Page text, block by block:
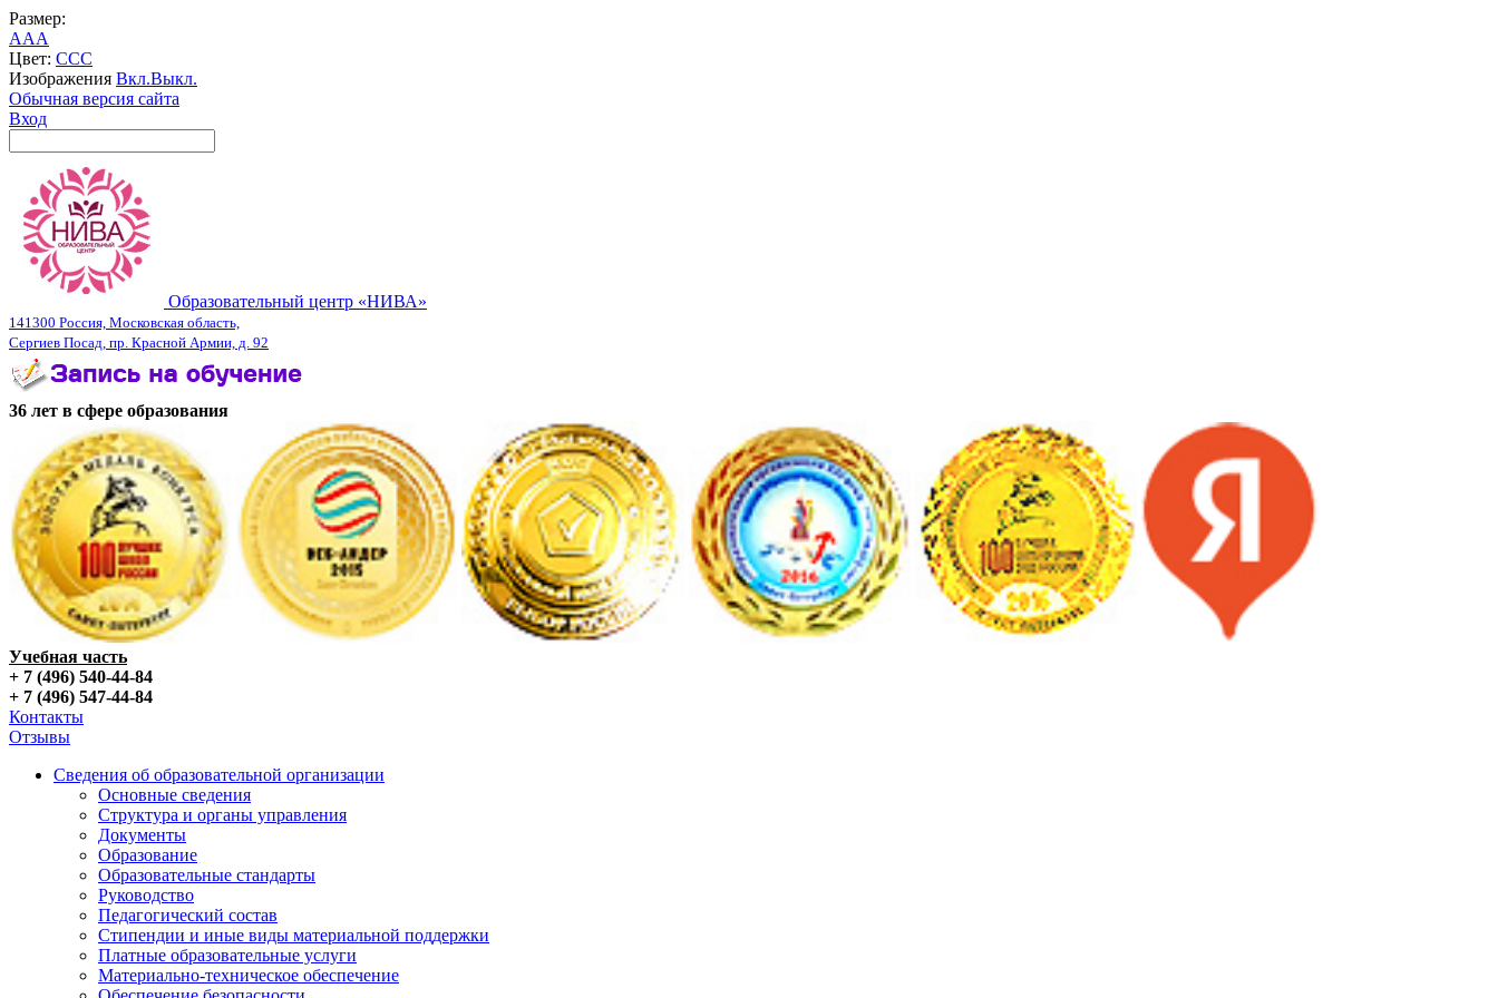
Размер:
AAA
Цвет: CCC
Изображения Вкл.Выкл.
Обычная версия сайта
Вход
Образовательный центр «НИВА»
141300 Россия, Московская область,
Сергиев Посад, пр. Красной Армии, д. 92
36 лет в сфере образования
Учебная часть
+ 7 (496) 540-44-84
+ 7 (496) 547-44-84
Контакты
Отзывы
Сведения об образовательной организации
Основные сведения
Структура и органы управления
Документы
Образование
Образовательные стандарты
Руководство
Педагогический состав
Стипендии и иные виды материальной поддержки
Платные образовательные услуги
Материально-техническое обеспечение